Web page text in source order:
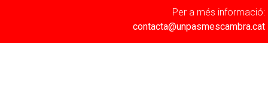
Per a més informació:
contacta@unpasmescambra.cat